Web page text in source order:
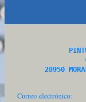
28950
Correo electrónico: